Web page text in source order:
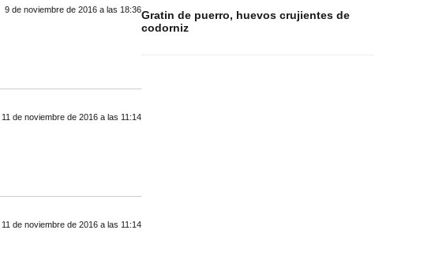
9 de noviembre de 2016 a las 18:36
11 de noviembre de 2016 a las 11:14
11 de noviembre de 2016 a las 11:14
Gratin de puerro, huevos crujientes de
codorniz